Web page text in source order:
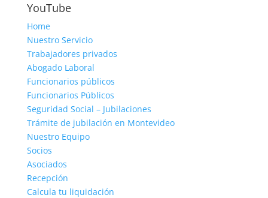
YouTube
Home
Nuestro Servicio
Trabajadores privados
Abogado Laboral
Funcionarios públicos
Funcionarios Públicos
Seguridad Social – Jubilaciones
Trámite de jubilación en Montevideo
Nuestro Equipo
Socios
Asociados
Recepción
Calcula tu liquidación